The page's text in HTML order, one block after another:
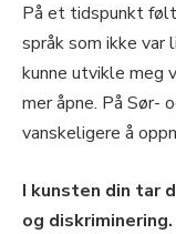
På et tidspunkt
språk som ikke var
kunne utvikle meg
mer åpne. På
vanskeligere å
I kunsten din tar
og